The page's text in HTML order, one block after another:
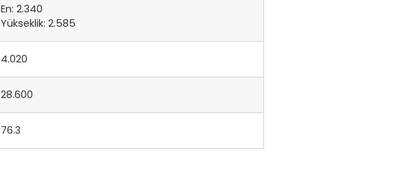
En: 2.340
Yükseklik: 2.585
4.020
28.600
76.3